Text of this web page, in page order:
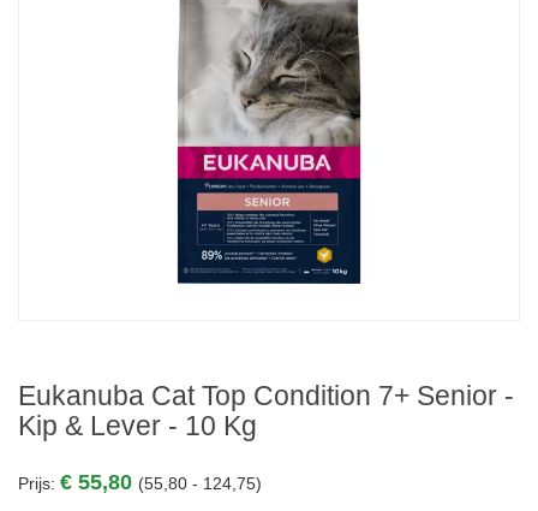
Eukanuba Cat Top Condition 7+ Senior -
Kip & Lever - 10 Kg
Prijs: € 55,80 (55,80 - 124,75)